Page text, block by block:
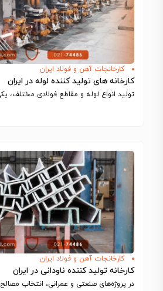
کارخانجات آهن و فولاد ایران
کارخانه های تولید کننده لوله در ایران
کارخانجات آهن و فولاد ایران
کارخانه‌ تولید کننده ناودانی در ایران